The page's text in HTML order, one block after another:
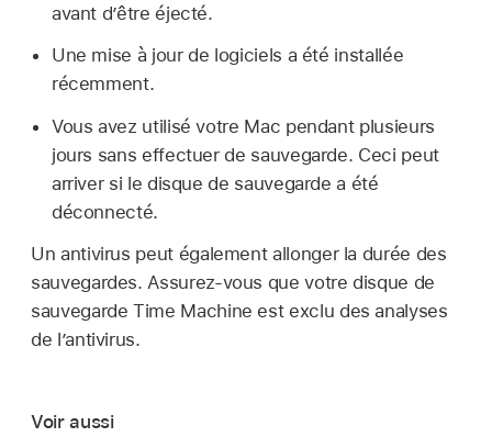
avant d’être éjecté.
Une mise à jour de logiciels a été installée
récemment.
Vous avez utilisé votre Mac pendant plusieurs
jours sans effectuer de sauvegarde. Ceci peut
arriver si le disque de sauvegarde a été
déconnecté.
Un antivirus peut également allonger la durée des
sauvegardes. Assurez-vous que votre disque de
sauvegarde Time Machine est exclu des analyses
de l’antivirus.
Voir aussi